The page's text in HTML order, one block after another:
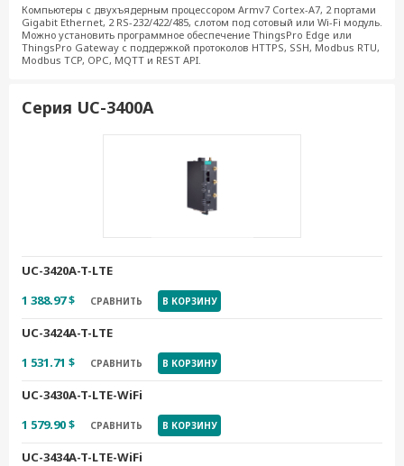
Компьютеры с двухъядерным процессором Armv7 Cortex-A7, 2 портами
Gigabit Ethernet, 2 RS-232/422/485, слотом под сотовый или Wi-Fi модуль.
Можно установить программное обеспечение ThingsPro Edge или
ThingsPro Gateway с поддержкой протоколов HTTPS, SSH, Modbus RTU,
Modbus TCP, OPС, MQTT и REST API.
Серия UC-3400A
UC-3420A-T-LTE
1 388.97 $
СРАВНИТЬ В КОРЗИНУ
UC-3424A-T-LTE
1 531.71 $
СРАВНИТЬ В КОРЗИНУ
UC-3430A-T-LTE-WiFi
1 579.90 $
СРАВНИТЬ В КОРЗИНУ
UC-3434A-T-LTE-WiFi